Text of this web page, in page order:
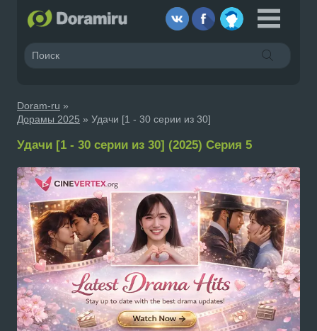
Doram-ru »
Дорамы 2025 » Удачи [1 - 30 серии из 30]
Удачи [1 - 30 серии из 30] (2025) Серия 5